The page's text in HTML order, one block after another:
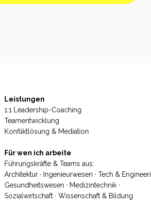
Leistungen
1:1 Leadership-Coaching
Teamentwicklung
Konfliktlösung & Mediation
Für wen ich arbeite
Führungskräfte & Teams aus:
Architektur · Ingenieurwesen · Tech &
Gesundheitswesen · Medizintechnik ·
Sozialwirtschaft · Wissenschaft & Bildung